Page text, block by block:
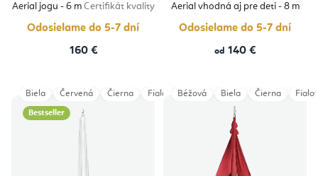
Aerial jogu - 6 m Certifikát kvality
Odosielame do 5-7 dní
160 €
Aerial vhodná aj pre deti - 8 m
Odosielame do 5-7 dní
od 140 €
Bestseller
Biela Červená Čierna Fialová Magenta Modrá Navy
Béžová Biela Čierna